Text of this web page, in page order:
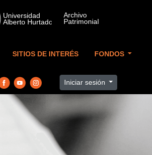
SITIOS DE INTERÉS FONDOS
Iniciar sesión